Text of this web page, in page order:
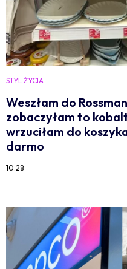
STYL ŻYCIA
Weszłam do
zobaczyłam to
wrzuciłam do
darmo
10:28